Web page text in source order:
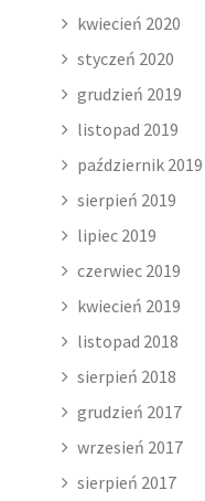
kwiecień 2020
styczeń 2020
grudzień 2019
listopad 2019
październik 2019
sierpień 2019
lipiec 2019
czerwiec 2019
kwiecień 2019
listopad 2018
sierpień 2018
grudzień 2017
wrzesień 2017
sierpień 2017